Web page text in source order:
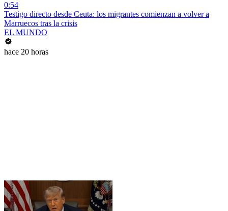
0:54
Testigo directo desde Ceuta: los migrantes comienzan a volver a
Marruecos tras la crisis
EL MUNDO
hace 20 horas